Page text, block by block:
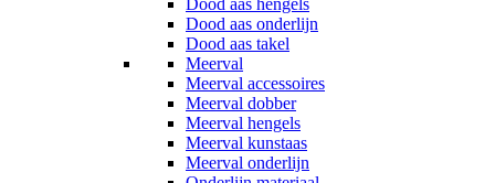
Dood aas hengels
Dood aas onderlijn
Dood aas takel
Meerval
Meerval accessoires
Meerval dobber
Meerval hengels
Meerval kunstaas
Meerval onderlijn